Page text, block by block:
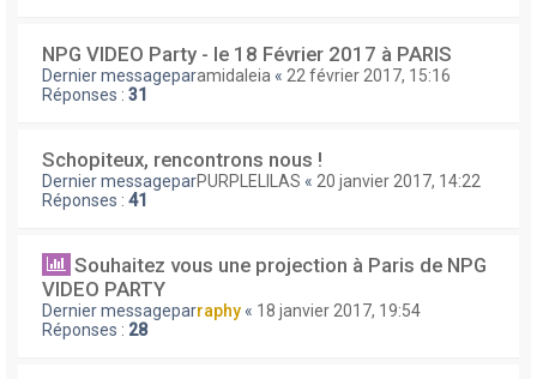
NPG VIDEO Party - le 18 Février 2017 à PARIS
Dernier messageparamidaleia « 22 février 2017, 15:16
Réponses : 31
Schopiteux, rencontrons nous !
Dernier messageparPURPLELILAS « 20 janvier 2017, 14:22
Réponses : 41
Souhaitez vous une projection à Paris de NPG
VIDEO PARTY
Dernier messageparraphy « 18 janvier 2017, 19:54
Réponses : 28